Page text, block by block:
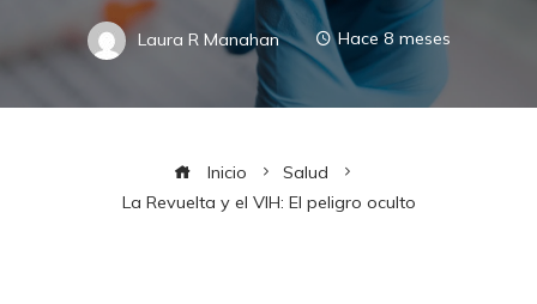
Laura R Manahan Hace 8 meses
Inicio
Salud
La Revuelta y el VIH: El peligro oculto